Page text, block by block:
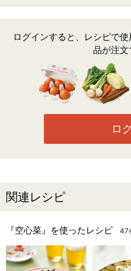
ログインすると、レシピで
品が注文
ロ
関連レシピ
『空心菜』を使ったレシピ 47